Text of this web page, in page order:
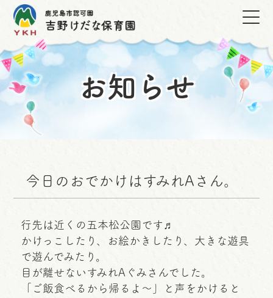
お知らせ
今日のおでかけはすみれAさん。
行先は近くの五本松公園です♬
かけっこしたり、お絵かきしたり、大きな遊具
で遊んでみたり。
目が離せないすみれAぐみさんでした。
「ご飯食べるから帰るよ～」と声をかけると